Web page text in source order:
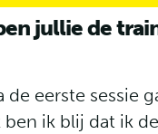
jullie de
de eerste sessie
ik blij dat ik